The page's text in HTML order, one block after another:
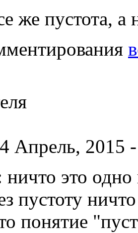
же пустота, а
Апрель, 2015
это
пустоту
понятие